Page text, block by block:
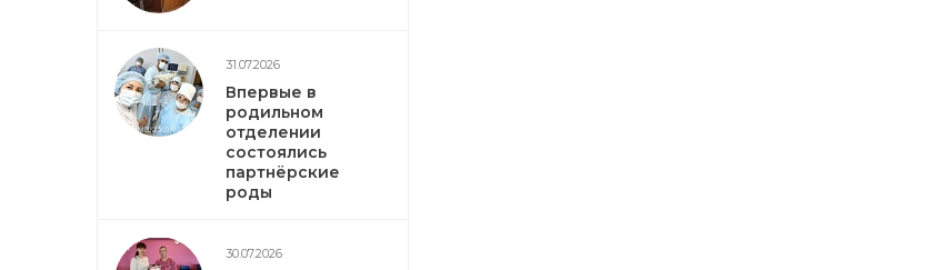
31.07.2026
Впервые в
родильном
отделении
состоялись
партнёрские
роды
30.07.2026